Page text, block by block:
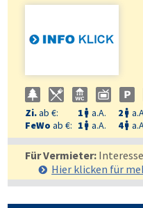
Zi.ab €: 1  a.A. 2 
FeWo ab €: 1  a.A. 4
Für Vermieter:
Hier klicken für